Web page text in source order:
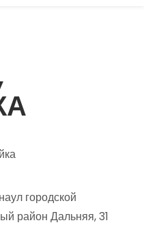
городской
район Дальняя, 31